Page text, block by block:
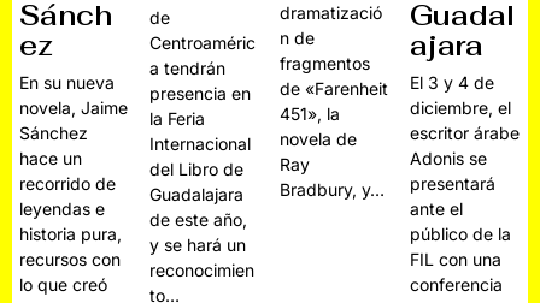
Sánch
ez
En su nueva
novela, Jaime
Sánchez
hace un
recorrido de
leyendas e
historia pura,
recursos con
lo que creó
de
Centroaméric
a tendrán
presencia en
la Feria
Internacional
del Libro de
Guadalajara
de este año,
y se hará un
reconocimien
to…
dramatizació
n de
fragmentos
de «Farenheit
451», la
novela de
Ray
Bradbury, y…
Guadal
ajara
El 3 y 4 de
diciembre, el
escritor árabe
Adonis se
presentará
ante el
público de la
FIL con una
conferencia